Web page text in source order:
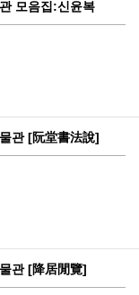
모음집:신윤복
관 [阮堂書法說]
관 [降居閒覽]